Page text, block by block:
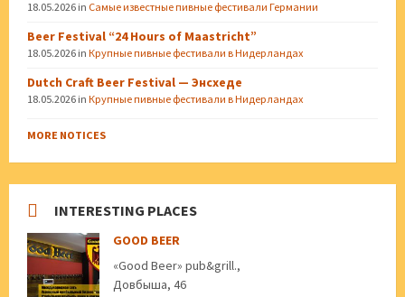
18.05.2026 in Самые известные пивные фестивали Германии
Beer Festival “24 Hours of Maastricht”
18.05.2026 in Крупные пивные фестивали в Нидерландах
Dutch Craft Beer Festival — Энсхеде
18.05.2026 in Крупные пивные фестивали в Нидерландах
MORE NOTICES
INTERESTING PLACES
GOOD BEER
«Good Beer» pub&grill.,
Довбыша, 46